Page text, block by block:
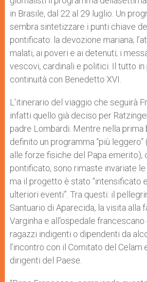
in Brasile, dal 22 al 29 luglio. Un
sembra sintetizzare i punti chiave
pontificato: la devozione mariana;
malati, ai poveri e ai detenuti; i
vescovi, cardinali e politici. Il tutto
continuità con Benedetto XVI.
L’itinerario del viaggio che seguirà
infatti quello già deciso per
padre Lombardi. Mentre nella prima
definito un programma “più leggero”
alle forze fisiche del Papa emerito),
pontificato, sono rimaste invariate
ma il progetto è stato “intensificato
ulteriori eventi”. Tra questi: il
Santuario di Aparecida, la visita alla
Varginha e all’ospedale
ragazzi indigenti o dipendenti da
l’incontro con il Comitato del Celam
dirigenti del Paese.